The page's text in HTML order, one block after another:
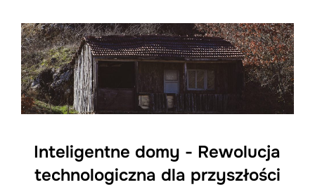
Inteligentne domy - Rewolucja
technologiczna dla przyszłości